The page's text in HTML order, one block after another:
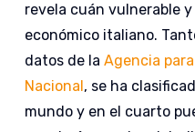
revela cuán vulnerable
económico italiano.
datos de laAgencia
Nacional, se ha
mundo y en el cuarto